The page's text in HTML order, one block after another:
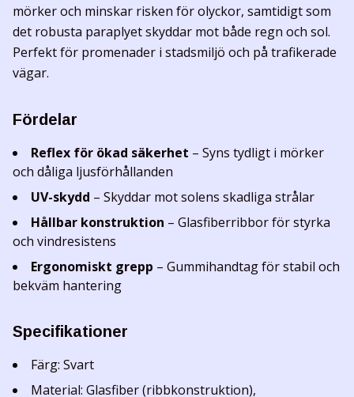
mörker och minskar risken för olyckor, samtidigt som
det robusta paraplyet skyddar mot både regn och sol.
Perfekt för promenader i stadsmiljö och på trafikerade
vägar.
Fördelar
Reflex för ökad säkerhet – Syns tydligt i mörker
och dåliga ljusförhållanden
UV-skydd – Skyddar mot solens skadliga strålar
Hållbar konstruktion – Glasfiberribbor för styrka
och vindresistens
Ergonomiskt grepp – Gummihandtag för stabil och
bekväm hantering
Specifikationer
Färg: Svart
Material: Glasfiber (ribbkonstruktion),